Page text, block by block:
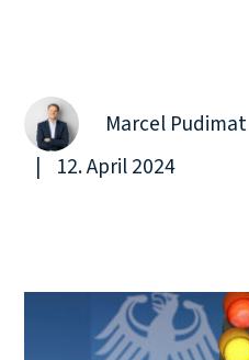
Marcel Pudimat
|
12. April 2024